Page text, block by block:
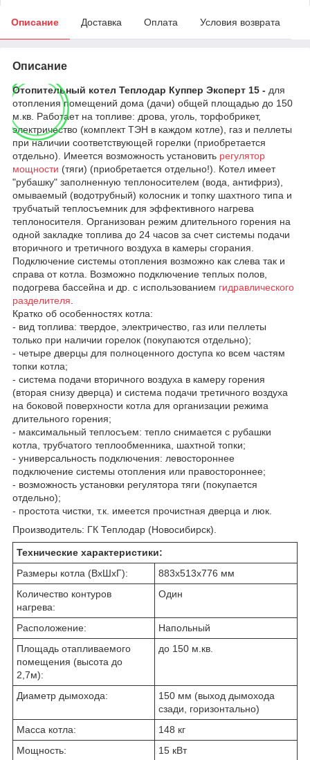
Описание Доставка Оплата Условия возврата
Описание
Отопительный котел Теплодар Куппер Эксперт 15 - для
отопления помещений дома (дачи) общей площадью до 150
м.кв. Работает на топливе: дрова, уголь, торфобрикет,
электричество (комплект ТЭН в каждом котле), газ и пеллеты
при наличии соответствующей горелки (приобретается
отдельно). Имеется возможность установить регулятор
мощности (тяги) (приобретается отдельно!). Котел имеет
"рубашку" заполненную теплоносителем (вода, антифриз),
омываемый (водотрубный) колосник и топку шахтного типа и
трубчатый теплосъемник для эффективного нагрева
теплоносителя. Организован режим длительного горения на
одной закладке топлива до 24 часов за счет системы подачи
вторичного и третичного воздуха в камеры сгорания.
Подключение системы отопления возможно как слева так и
справа от котла. Возможно подключение теплых полов,
подогрева бассейна и др. с использованием гидравлического
разделителя
Кратко об особенностях котла:
- вид топлива: твердое, электричество, газ или пеллеты
только при наличии горелок (покупаются отдельно);
- четыре дверцы для полноценного доступа ко всем частям
топки котла;
- система подачи вторичного воздуха в камеру горения
(вторая снизу дверца) и система подачи третичного воздуха
на боковой поверхности котла для организации режима
длительного горения;
- максимальный теплосъем: тепло снимается с рубашки
котла, трубчатого теплообменника, шахтной топки;
- универсальность подключения: левостороннее
подключение системы отопления или правостороннее;
- возможность установки регулятора тяги (покупается
отдельно);
- простота чистки, т.к. имеется прочистная дверца и люк.
Производитель: ГК Теплодар (Новосибирск).
Технические характеристики:
Размеры котла (ВхШхГ):
883х513х776 мм
Количество контуров
нагрева:
Один
Расположение:
Напольный
Площадь отапливаемого
помещения (высота до
2,7м):
до 150 м.кв.
Диаметр дымохода:
150 мм (выход дымохода
сзади, горизонтально)
Масса котла:
148 кг
Мощность:
15 кВт